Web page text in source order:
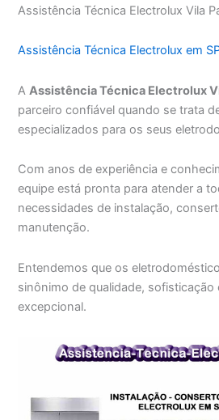
Assistência Técnica Electrolux Vila
Assistência Técnica Electrolux em
AAssistência Técnica Electrolux
parceiro confiável quando se trata
especializados para os seus
Com anos de experiência e
equipe está pronta para atender a
necessidades de instalação,
manutenção.
Entendemos que os
sinônimo de qualidade, sofisticação
excepcional.